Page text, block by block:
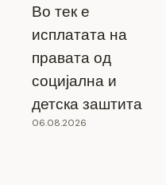
Во тек е
исплатата на
правата од
социјална и
детска заштита
06.08.2026